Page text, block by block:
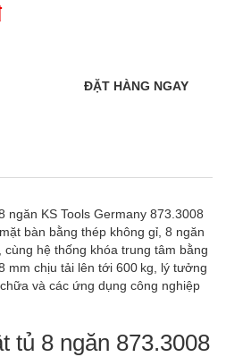
KS Tools Germany 873.3008
bàn bằng thép không gỉ, 8 ngăn
hệ thống khóa trung tâm bằng
mm chịu tải lên tới 600 kg, lý tưởng
và các ứng dụng công nghiệp
tủ 8 ngăn 873.3008